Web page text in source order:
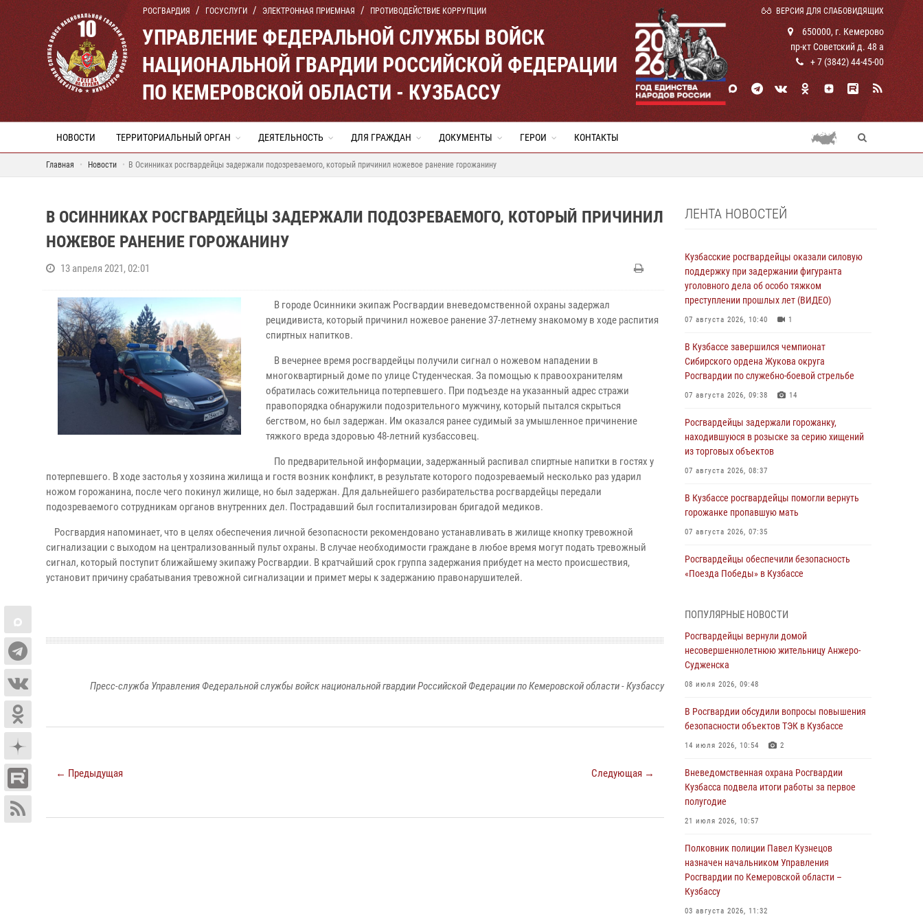
РОСГВАРДИЯ ГОСУСЛУГИ ЭЛЕКТРОННАЯ ПРИЕМНАЯ ПРОТИВОДЕЙСТВИЕ КОРРУПЦИИ ВЕРСИЯ ДЛЯ СЛАБОВИДЯЩИХ
УПРАВЛЕНИЕ ФЕДЕРАЛЬНОЙ СЛУЖБЫ ВОЙСК
НАЦИОНАЛЬНОЙ ГВАРДИИ РОССИЙСКОЙ ФЕДЕРАЦИИ
ПО КЕМЕРОВСКОЙ ОБЛАСТИ - КУЗБАССУ
650000, г. Кемерово
пр-кт Советский д. 48 а
+ 7 (3842) 44-45-00
НОВОСТИ ТЕРРИТОРИАЛЬНЫЙ ОРГАН ДЕЯТЕЛЬНОСТЬ ДЛЯ ГРАЖДАН ДОКУМЕНТЫ ГЕРОИ КОНТАКТЫ
Главная Новости В Осинниках росгвардейцы задержали подозреваемого, который причинил ножевое ранение горожанину
В ОСИННИКАХ РОСГВАРДЕЙЦЫ ЗАДЕРЖАЛИ ПОДОЗРЕВАЕМОГО, КОТОРЫЙ ПРИЧИНИЛ
НОЖЕВОЕ РАНЕНИЕ ГОРОЖАНИНУ
13 апреля 2021, 02:01
В городе Осинники экипаж Росгвардии вневедомственной охраны задержал
рецидивиста, который причинил ножевое ранение 37-летнему знакомому в ходе распития
спиртных напитков.
В вечернее время росгвардейцы получили сигнал о ножевом нападении в
многоквартирный доме по улице Студенческая. За помощью к правоохранителям
обратилась сожительница потерпевшего. При подъезде на указанный адрес стражи
правопорядка обнаружили подозрительного мужчину, который пытался скрыться
бегством, но был задержан. Им оказался ранее судимый за умышленное причинение
тяжкого вреда здоровью 48-летний кузбассовец.
По предварительной информации, задержанный распивал спиртные напитки в гостях у
потерпевшего. В ходе застолья у хозяина жилища и гостя возник конфликт, в результате которого подозреваемый несколько раз ударил
ножом горожанина, после чего покинул жилище, но был задержан. Для дальнейшего разбирательства росгвардейцы передали
подозреваемого сотрудникам органов внутренних дел. Пострадавший был госпитализирован бригадой медиков.
Росгвардия напоминает, что в целях обеспечения личной безопасности рекомендовано устанавливать в жилище кнопку тревожной
сигнализации с выходом на централизованный пульт охраны. В случае необходимости граждане в любое время могут подать тревожный
сигнал, который поступит ближайшему экипажу Росгвардии. В кратчайший срок группа задержания прибудет на место происшествия,
установит причину срабатывания тревожной сигнализации и примет меры к задержанию правонарушителей.
Пресс-служба Управления Федеральной службы войск национальной гвардии Российской Федерации по Кемеровской области - Кузбассу
← Предыдущая Следующая →
ЛЕНТА НОВОСТЕЙ
Кузбасские росгвардейцы оказали силовую
поддержку при задержании фигуранта
уголовного дела об особо тяжком
преступлении прошлых лет (ВИДЕО)
07 августа 2026, 10:40 1
В Кузбассе завершился чемпионат
Сибирского ордена Жукова округа
Росгвардии по служебно-боевой стрельбе
07 августа 2026, 09:38 14
Росгвардейцы задержали горожанку,
находившуюся в розыске за серию хищений
из торговых объектов
07 августа 2026, 08:37
В Кузбассе росгвардейцы помогли вернуть
горожанке пропавшую мать
07 августа 2026, 07:35
Росгвардейцы обеспечили безопасность
«Поезда Победы» в Кузбассе
Генерал-полковник Олег Плохой поздравил
специалистов организационно-штатных
подразделений Росгвардии с
профессиональным праздником
07 августа 2026, 05:32
С 1 сентября 2026 года вступает в силу новый
федеральный закон о частной охранной
Росгвардейцы задержали предполагаемого
виновника причинения ножевого ранения
Росгвардейцы задержали мужчину,
повредившего имущество горожанки
06 августа 2026, 08:17
ПОПУЛЯРНЫЕ НОВОСТИ
Росгвардейцы вернули домой
несовершеннолетнюю жительницу Анжеро-
Судженска
08 июля 2026, 09:48
В Росгвардии обсудили вопросы повышения
безопасности объектов ТЭК в Кузбассе
14 июля 2026, 10:54 2
Вневедомственная охрана Росгвардии
Кузбасса подвела итоги работы за первое
полугодие
21 июля 2026, 10:57
Полковник полиции Павел Кузнецов
назначен начальником Управления
Росгвардии по Кемеровской области –
Кузбассу
03 августа 2026, 11:32